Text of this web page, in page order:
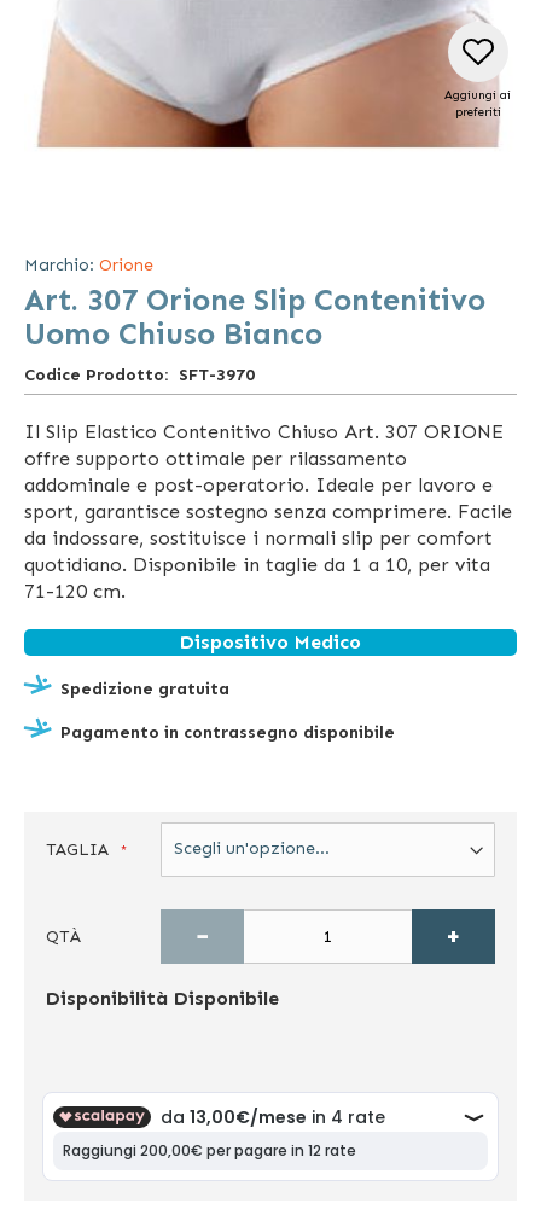
galleria
di
immagini
Aggiungi ai
preferiti
Marchio: Orione
Art. 307 Orione Slip Contenitivo
Uomo Chiuso Bianco
Codice Prodotto SFT-3970
Il Slip Elastico Contenitivo Chiuso Art. 307 ORIONE
offre supporto ottimale per rilassamento
addominale e post-operatorio. Ideale per lavoro e
sport, garantisce sostegno senza comprimere. Facile
da indossare, sostituisce i normali slip per comfort
quotidiano. Disponibile in taglie da 1 a 10, per vita
71-120 cm.
Dispositivo Medico
Spedizione gratuita
Pagamento in contrassegno disponibile
TAGLIA
QTÀ − +
Disponibilità Disponibile